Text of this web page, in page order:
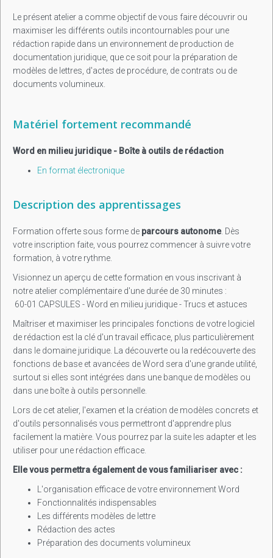
Le présent atelier a comme objectif de vous faire découvrir ou
maximiser les différents outils incontournables pour une
rédaction rapide dans un environnement de production de
documentation juridique, que ce soit pour la préparation de
modèles de lettres, d'actes de procédure, de contrats ou de
documents volumineux.
Matériel fortement recommandé
Word en milieu juridique - Boîte à outils de rédaction
En format électronique
Description des apprentissages
Formation offerte sous forme de parcours autonome. Dès
votre inscription faite, vous pourrez commencer à suivre votre
formation, à votre rythme.
Visionnez un aperçu de cette formation en vous inscrivant à
notre atelier complémentaire d'une durée de 30 minutes :
60-01 CAPSULES - Word en milieu juridique - Trucs et astuces
Maîtriser et maximiser les principales fonctions de votre logiciel
de rédaction est la clé d'un travail efficace, plus particulièrement
dans le domaine juridique. La découverte ou la redécouverte des
fonctions de base et avancées de Word sera d'une grande utilité,
surtout si elles sont intégrées dans une banque de modèles ou
dans une boîte à outils personnelle.
Lors de cet atelier, l'examen et la création de modèles concrets et
d'outils personnalisés vous permettront d'apprendre plus
facilement la matière. Vous pourrez par la suite les adapter et les
utiliser pour une rédaction efficace.
Elle vous permettra également de vous familiariser avec :
L'organisation efficace de votre environnement Word
Fonctionnalités indispensables
Les différents modèles de lettre
Rédaction des actes
Préparation des documents volumineux